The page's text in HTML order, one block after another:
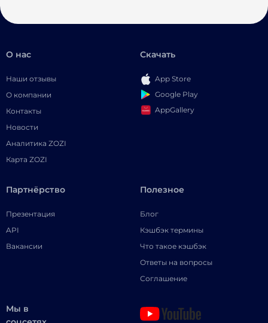
О нас
Наши отзывы
О компании
Контакты
Новости
Аналитика ZOZI
Карта ZOZI
Скачать
App Store
Google Play
AppGallery
Партнёрство
Презентация
API
Вакансии
Полезное
Блог
Кэшбэк термины
Что такое кэшбэк
Ответы на вопросы
Соглашение
Мы в